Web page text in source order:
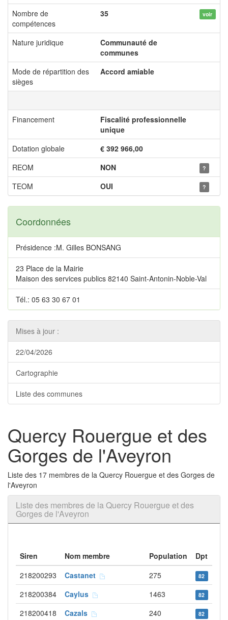
Nombre de
compétences
35 voir
Nature juridique
Communauté de
communes
Mode de répartition des
sièges
Accord amiable
Financement
Fiscalité professionnelle
unique
Dotation globale
€ 392 966,00
REOM
NON ?
TEOM OUI ?
Coordonnées
Présidence :M. Gilles BONSANG
23 Place de la Mairie
Maison des services publics 82140 Saint-Antonin-Noble-Val
Tél.: 05 63 30 67 01
Mises à jour :
22/04/2026
Cartographie
Liste des communes
Quercy Rouergue et des
Gorges de l'Aveyron
Liste des 17 membres de la Quercy Rouergue et des Gorges de
l'Aveyron
Liste des membres de la Quercy Rouergue et des
Gorges de l'Aveyron
Siren Nom membre Population
Dpt
218200293
Castanet 275 82
218200384 Caylus 1463 82
218200418 Cazals 240 82